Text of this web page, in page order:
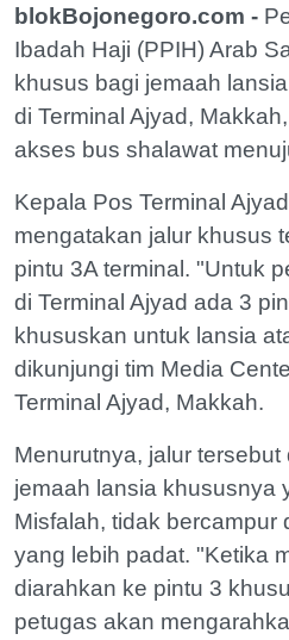
blokBojonegoro.com -
Ibadah Haji (PPIH) Arab
khusus bagi jemaah
di Terminal Ajyad,
akses bus shalawat
Kepala Pos Terminal
mengatakan jalur khusus
pintu 3A terminal. "Untuk
di Terminal Ajyad ada 3
khususkan untuk lansia
dikunjungi tim Media
Terminal Ajyad, Makkah.
Menurutnya, jalur
jemaah lansia khususnya
Misfalah, tidak bercampur
yang lebih padat. "Ketika
diarahkan ke pintu 3
petugas akan